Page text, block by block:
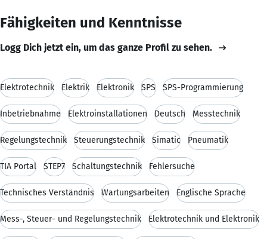
Fähigkeiten und Kenntnisse
Logg Dich jetzt ein, um das ganze Profil zu sehen.
Elektrotechnik Elektrik Elektronik SPS SPS-Programmierung
Inbetriebnahme Elektroinstallationen Deutsch Messtechnik
Regelungstechnik Steuerungstechnik Simatic Pneumatik
TIA Portal STEP7 Schaltungstechnik Fehlersuche
Technisches Verständnis Wartungsarbeiten Englische Sprache
Mess-, Steuer- und Regelungstechnik Elektrotechnik und Elektronik